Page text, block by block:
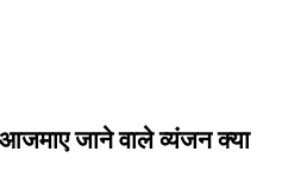
जाने वाले व्यंजन क्या